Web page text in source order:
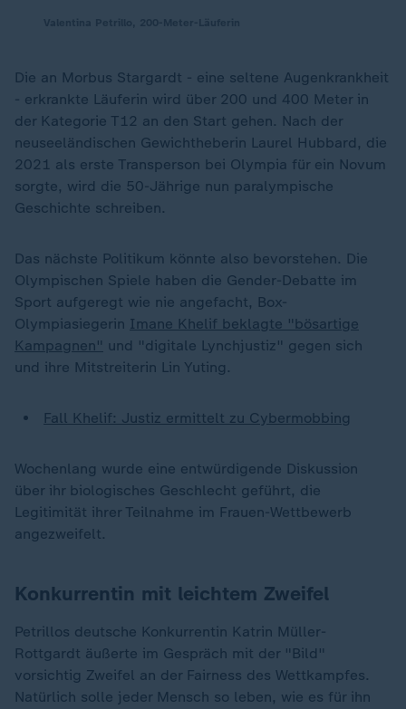
Die an Morbus Stargardt - eine seltene Augenkrankheit
- erkrankte Läuferin wird über 200 und 400 Meter in
der Kategorie T12 an den Start gehen. Nach der
neuseeländischen Gewichtheberin Laurel Hubbard, die
2021 als erste Transperson bei Olympia für ein Novum
sorgte, wird die 50-Jährige nun paralympische
Geschichte schreiben.
Das nächste Politikum könnte also bevorstehen. Die
Olympischen Spiele haben die Gender-Debatte im
Sport aufgeregt wie nie angefacht, Box-
Olympiasiegerin Imane Khelif beklagte "bösartige
Kampagnen" und "digitale Lynchjustiz" gegen sich
und ihre Mitstreiterin Lin Yuting.
Fall Khelif: Justiz ermittelt zu Cybermobbing
Wochenlang wurde eine entwürdigende Diskussion
über ihr biologisches Geschlecht geführt, die
Legitimität ihrer Teilnahme im Frauen-Wettbewerb
angezweifelt.
Konkurrentin mit leichtem Zweifel
Petrillos deutsche Konkurrentin Katrin Müller-
Rottgardt äußerte im Gespräch mit der "Bild"
vorsichtig Zweifel an der Fairness des Wettkampfes.
Natürlich solle jeder Mensch so leben, wie es für ihn